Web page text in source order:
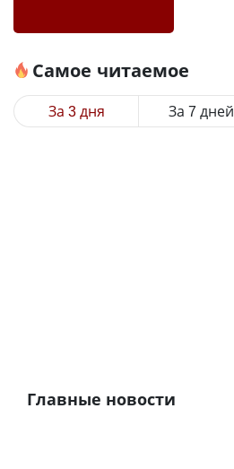
Самое читаемое
За 3 дня За 7 дней
Главные новости